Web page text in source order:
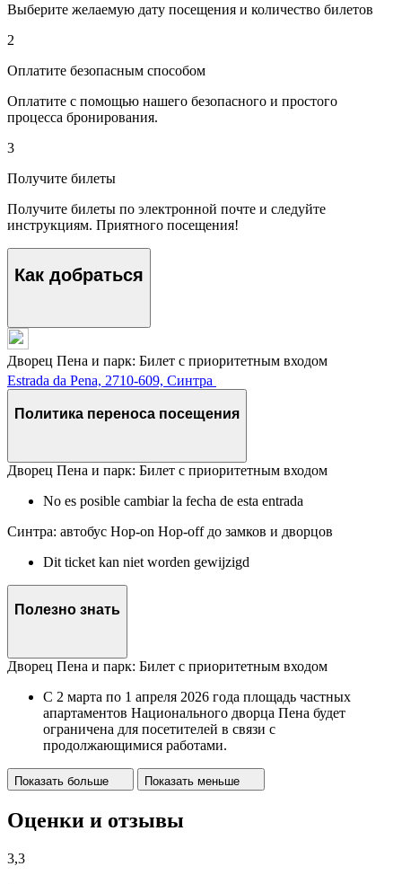
Выберите желаемую дату посещения и количество билетов
2
Оплатите безопасным способом
Оплатите с помощью нашего безопасного и простого
процесса бронирования.
3
Получите билеты
Получите билеты по электронной почте и следуйте
инструкциям. Приятного посещения!
Как добраться
Дворец Пена и парк: Билет с приоритетным входом
Estrada da Pena, 2710-609, Синтра
Политика переноса посещения
Дворец Пена и парк: Билет с приоритетным входом
No es posible cambiar la fecha de esta entrada
Синтра: автобус Hop-on Hop-off до замков и дворцов
Dit ticket kan niet worden gewijzigd
Полезно знать
Дворец Пена и парк: Билет с приоритетным входом
С 2 марта по 1 апреля 2026 года площадь частных
апартаментов Национального дворца Пена будет
ограничена для посетителей в связи с
продолжающимися работами.
Показать больше Показать меньше
Оценки и отзывы
3,3